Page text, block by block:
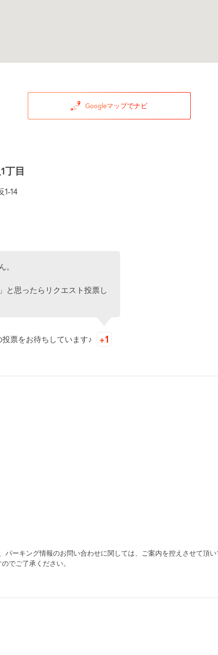
Googleマップでナビ
丁目
1-14
と思ったらリクエスト投票し
票をお待ちしています♪
ーキング情報のお問い合わせに関しては、ご案内を控えさせて頂
でご了承ください。